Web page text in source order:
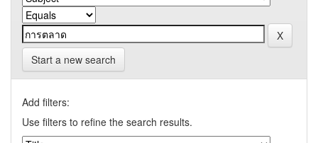
Start a new search
Add filters:
Use filters to refine the search results.